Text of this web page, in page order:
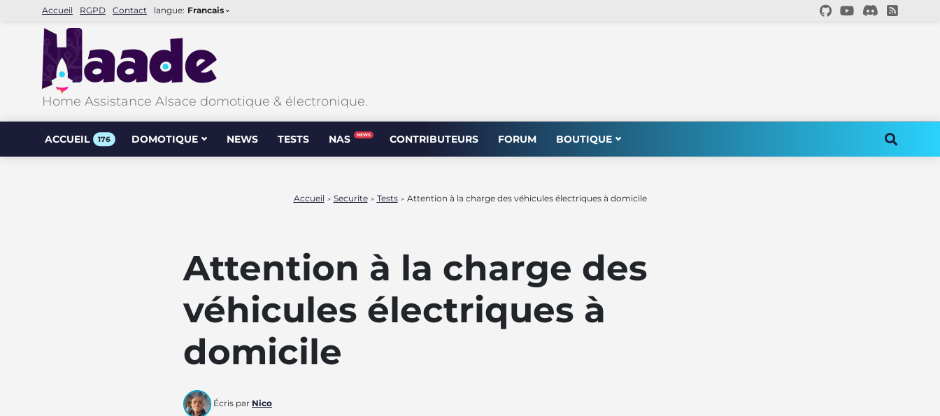
Accueil RGPD Contact langue: Francais
Home Assistance Alsace domotique & électronique.
ACCUEIL 176 DOMOTIQUE NEWS TESTS NAS NEWS CONTRIBUTEURS FORUM BOUTIQUE
Accueil > Securite> Tests> Attention à la charge des véhicules électriques à domicile
Attention à la charge des
véhicules électriques à
domicile
Écris par Nico